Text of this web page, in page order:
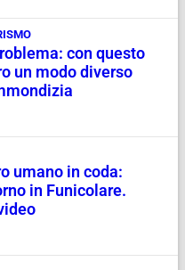
con questo
un modo diverso
umano in coda:
in Funicolare.